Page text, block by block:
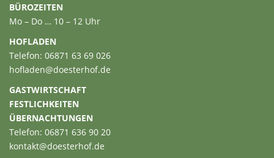
BÜROZEITEN
Mo – Do … 10 – 12 Uhr
HOFLADEN
Telefon: 06871 63 69 026
hofladen@doesterhof.de
GASTWIRTSCHAFT
FESTLICHKEITEN
ÜBERNACHTUNGEN
Telefon: 06871 636 90 20
kontakt@doesterhof.de